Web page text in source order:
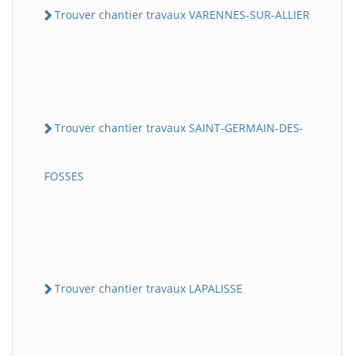
Trouver chantier travaux VARENNES-SUR-ALLIER
Trouver chantier travaux SAINT-GERMAIN-DES-
FOSSES
Trouver chantier travaux LAPALISSE